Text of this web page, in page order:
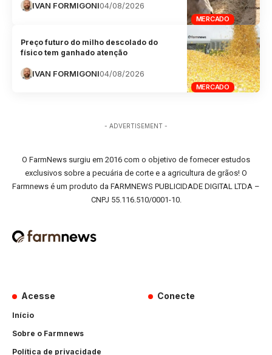
MERCADO
IVAN FORMIGONI04/08/2026
MERCADO
Preço futuro do milho descolado do
físico tem ganhado atenção
IVAN FORMIGONI04/08/2026
- ADVERTISEMENT -
O FarmNews surgiu em 2016 com o objetivo de fornecer estudos
exclusivos sobre a pecuária de corte e a agricultura de grãos! O
Farmnews é um produto da FARMNEWS PUBLICIDADE DIGITAL LTDA –
CNPJ 55.116.510/0001-10.
Acesse
Início
Sobre o Farmnews
Política de privacidade
Conecte